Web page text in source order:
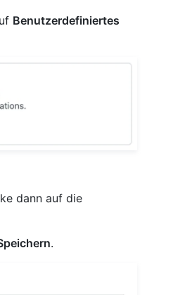
Benutzerdefiniertes
dann auf die
.